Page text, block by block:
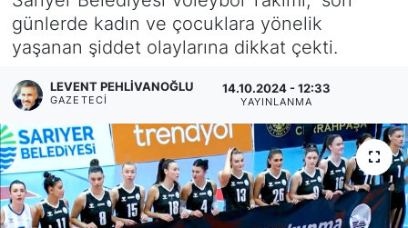
günlerde kadın ve çocuklara yönelik
yaşanan şiddet olaylarına dikkat çekti.
LEVENT PEHLIVANOĞLU
GAZETECI
14.10.2024 - 12:33
YAYINLANMA
KÖŞE YAZILARI
KÖŞE YAZILARI (Arşiv)
KÜLTÜR SANAT
MAGAZİN
RÖPORTAJ